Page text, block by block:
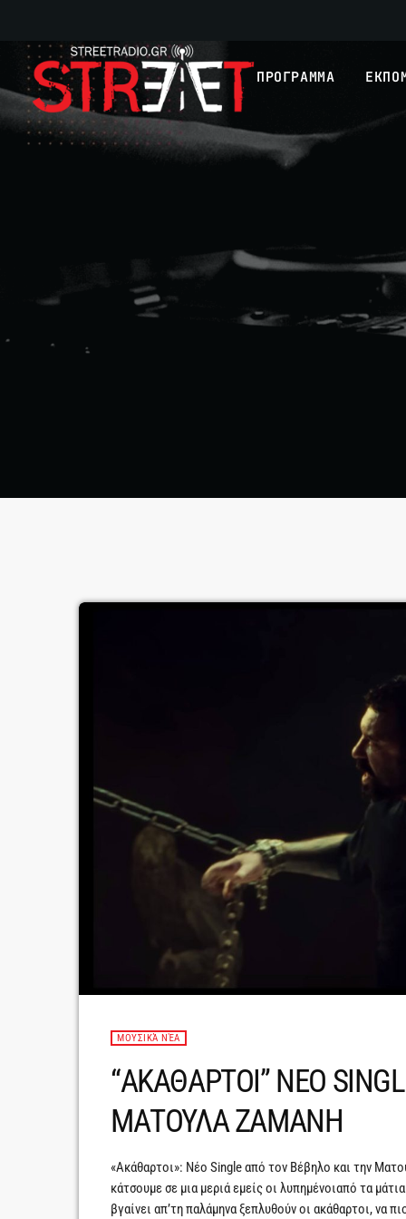
ΠΡΟΓΡΑΜΜΑ
ΜΟΥΣΙΚΆ ΝΈΑ
“ΑΚΑΘΑΡΤΟΙ” ΝΕΟ
ΜΑΤΟΥΛΑ ΖΑΜΑΝΗ
«Ακάθαρτοι»: Νέο Single από τον Βέβηλο και την
κάτσουμε σε μια μεριά εμείς οι λυπημένοιαπό τα
βγαίνει απ’τη παλάμηνα ξεπλυθούν οι ακάθαρτοι, να